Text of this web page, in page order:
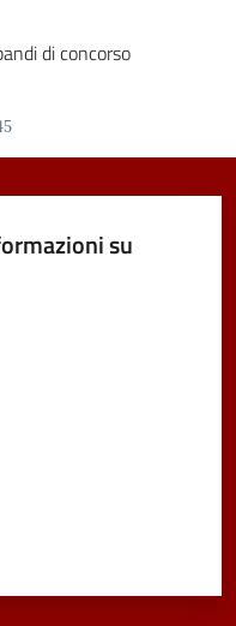
di concorso
su